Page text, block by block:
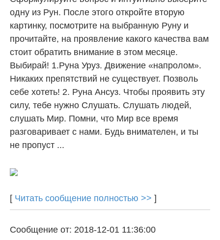
одну из Рун. После этого откройте вторую
картинку, посмотрите на выбранную Руну и
прочитайте, на проявление какого качества вам
стоит обратить внимание в этом месяце.
Выбирай! 1.Руна Уруз. Движение «напролом».
Никаких препятствий не существует. Позволь
себе хотеть! 2. Руна Ансуз. Чтобы проявить эту
силу, тебе нужно Слушать. Слушать людей,
слушать Мир. Помни, что Мир все время
разговаривает с нами. Будь внимателен, и ты
не пропуст ...
[ Читать сообщение полностью >> ]
Сообщение от: 2018-12-01 11:36:00